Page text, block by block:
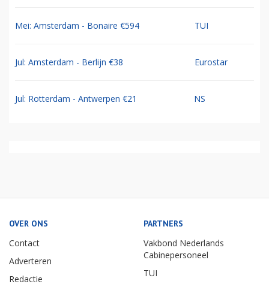
Mei: Amsterdam - Bonaire €594 TUI
Jul: Amsterdam - Berlijn €38 Eurostar
Jul: Rotterdam - Antwerpen €21 NS
OVER ONS
Contact
Adverteren
Redactie
PARTNERS
Vakbond Nederlands
Cabinepersoneel
TUI